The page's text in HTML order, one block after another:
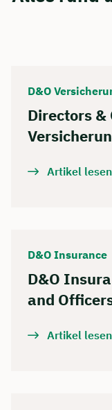
D&O
Directors &
Artikel lesen
D&O Insurance
D&O
and
Artikel lesen